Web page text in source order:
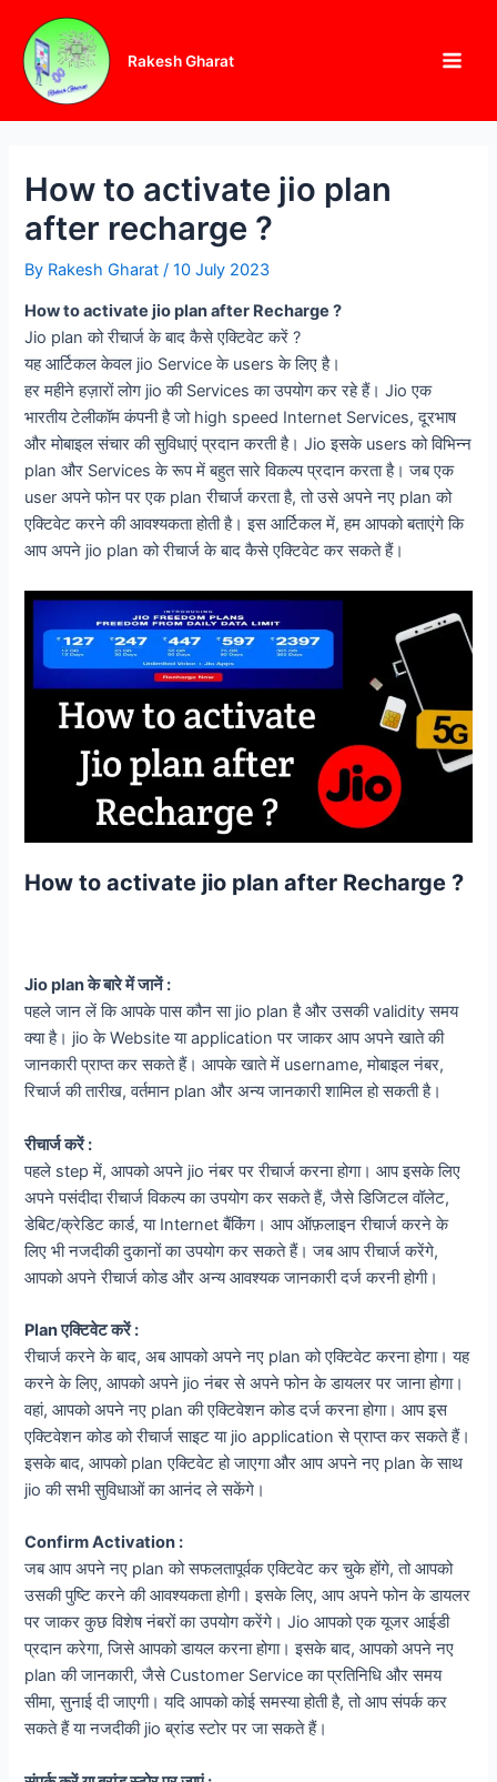
content
Rakesh Gharat
How to activate jio plan
after recharge ?
By Rakesh Gharat/10 July 2023
How to activate jio plan after Recharge ?
Jio plan को रीचार्ज के बाद कैसे एक्टिवेट करें ?
यह आर्टिकल केवल jio Service के users के लिए है।
हर महीने हज़ारों लोग jio की Services का उपयोग कर रहे हैं। Jio एक
भारतीय टेलीकॉम कंपनी है जो high speed Internet Services, दूरभाष
और मोबाइल संचार की सुविधाएं प्रदान करती है। Jio इसके users को विभिन्न
plan और Services के रूप में बहुत सारे विकल्प प्रदान करता है। जब एक
user अपने फोन पर एक plan रीचार्ज करता है, तो उसे अपने नए plan को
एक्टिवेट करने की आवश्यकता होती है। इस आर्टिकल में, हम आपको बताएंगे कि
आप अपने jio plan को रीचार्ज के बाद कैसे एक्टिवेट कर सकते हैं।
How to activate jio plan after Recharge ?
Jio plan के बारे में जानें :
पहले जान लें कि आपके पास कौन सा jio plan है और उसकी validity समय
क्या है। jio के Website या application पर जाकर आप अपने खाते की
जानकारी प्राप्त कर सकते हैं। आपके खाते में username, मोबाइल नंबर,
रिचार्ज की तारीख, वर्तमान plan और अन्य जानकारी शामिल हो सकती है।
रीचार्ज करें :
पहले step में, आपको अपने jio नंबर पर रीचार्ज करना होगा। आप इसके लिए
अपने पसंदीदा रीचार्ज विकल्प का उपयोग कर सकते हैं, जैसे डिजिटल वॉलेट,
डेबिट/क्रेडिट कार्ड, या Internet बैंकिंग। आप ऑफ़लाइन रीचार्ज करने के
लिए भी नजदीकी दुकानों का उपयोग कर सकते हैं। जब आप रीचार्ज करेंगे,
आपको अपने रीचार्ज कोड और अन्य आवश्यक जानकारी दर्ज करनी होगी।
Plan एक्टिवेट करें :
रीचार्ज करने के बाद, अब आपको अपने नए plan को एक्टिवेट करना होगा। यह
करने के लिए, आपको अपने jio नंबर से अपने फोन के डायलर पर जाना होगा।
वहां, आपको अपने नए plan की एक्टिवेशन कोड दर्ज करना होगा। आप इस
एक्टिवेशन कोड को रीचार्ज साइट या jio application से प्राप्त कर सकते हैं।
इसके बाद, आपको plan एक्टिवेट हो जाएगा और आप अपने नए plan के साथ
jio की सभी सुविधाओं का आनंद ले सकेंगे।
Confirm Activation :
जब आप अपने नए plan को सफलतापूर्वक एक्टिवेट कर चुके होंगे, तो आपको
उसकी पुष्टि करने की आवश्यकता होगी। इसके लिए, आप अपने फोन के डायलर
पर जाकर कुछ विशेष नंबरों का उपयोग करेंगे। Jio आपको एक यूजर आईडी
प्रदान करेगा, जिसे आपको डायल करना होगा। इसके बाद, आपको अपने नए
plan की जानकारी, जैसे Customer Service का प्रतिनिधि और समय
सीमा, सुनाई दी जाएगी। यदि आपको कोई समस्या होती है, तो आप संपर्क कर
सकते हैं या नजदीकी jio ब्रांड स्टोर पर जा सकते हैं।
navigation